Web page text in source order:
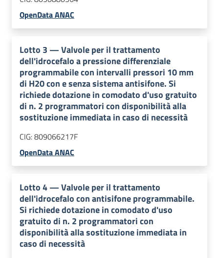
OpenData ANAC
Lotto 3 —Valvole per il trattamento
dell'idrocefalo a pressione differenziale
programmabile con intervalli pressori 10 mm
di H20 con e senza sistema antisifone. Si
richiede dotazione in comodato d'uso gratuito
di n. 2 programmatori con disponibilità alla
sostituzione immediata in caso di necessità
CIG:809066217F
OpenData ANAC
Lotto4—Valvole per il trattamento
dell'idrocefalo con antisifone programmabile.
Si richiede dotazione in comodato d'uso
gratuito di n. 2 programmatori con
disponibilità alla sostituzione immediata in
caso di necessità